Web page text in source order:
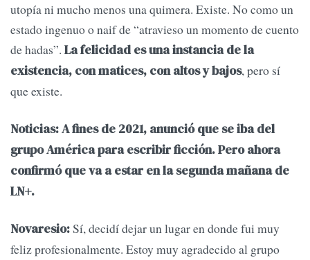
utopía ni mucho menos una quimera. Existe. No como un
estado ingenuo o naif de “atravieso un momento de cuento
de hadas”. La felicidad es una instancia de la
existencia, con matices, con altos y bajos, pero sí
que existe.
Noticias: A fines de 2021, anunció que se iba del
grupo América para escribir ficción. Pero ahora
confirmó que va a estar en la segunda mañana de
LN+.
Novaresio:Sí, decidí dejar un lugar en donde fui muy
feliz profesionalmente. Estoy muy agradecido al grupo